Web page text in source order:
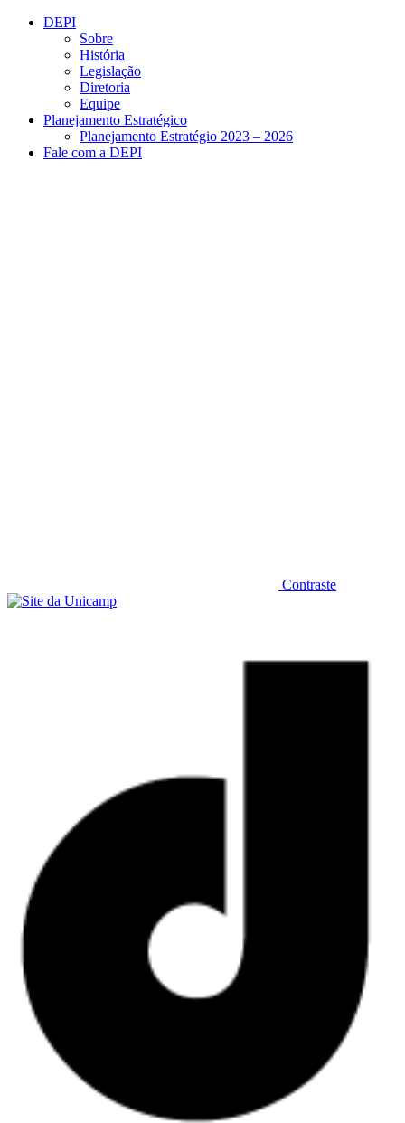
Conteúdo principal
DEPI
Sobre
História
Legislação
Diretoria
Equipe
Planejamento Estratégico
Planejamento Estratégio 2023 – 2026
Fale com a DEPI
Contraste